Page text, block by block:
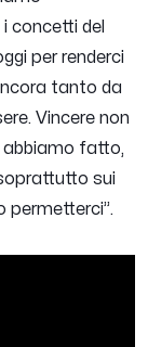
concetti del
per renderci
tanto da
Vincere non
abbiamo fatto,
sui
permetterci”.